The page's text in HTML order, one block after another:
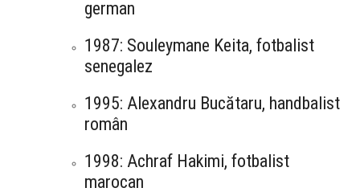
german
1987: Souleymane Keita, fotbalist
senegalez
1995: Alexandru Bucătaru, handbalist
român
1998: Achraf Hakimi, fotbalist
marocan